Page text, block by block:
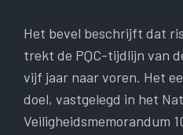
Het bevel beschrijft dat
trekt de PQC-tijdlijn van
vijf jaar naar voren. Het
doel, vastgelegd in het
Veiligheidsmemorandum